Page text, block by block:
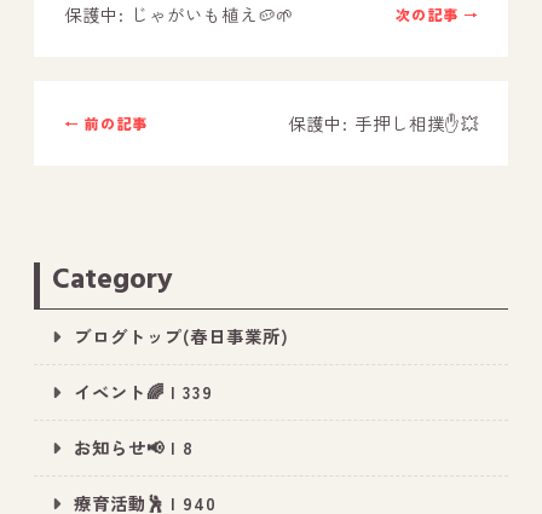
スタッフブログ
－ 福津事業所のブログ
－ 鳥栖事業所のブログ
次の記事 →
保護中: じゃがいも植え🥔🌱
← 前の記事 保護中: 手押し相撲✋💥
Category
ブログトップ(春日事業所)
イベント🌈 | 339
お知らせ📢 | 8
療育活動🕺 | 940